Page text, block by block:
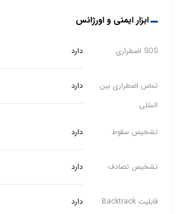
ابزار ایمنی و اورژانس
SOS اضطراری دارد
تماس اضطراری بین
المللی
دارد
تشخیص سقوط دارد
تشخیص تصادف دارد
قابلیت Backtrack دارد